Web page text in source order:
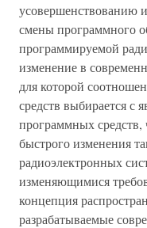
усовершенствованию
смены программного
программируемой
изменение в
для которой
средств выбирается с
программных средств,
быстрого изменения
радиоэлектронных
изменяющимися
концепция
разрабатываемые